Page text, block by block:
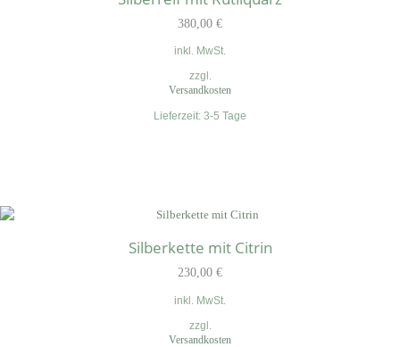
380,00 €
inkl. MwSt.
zzgl.
Versandkosten
Lieferzeit: 3-5 Tage
Silberkette mit Citrin
230,00 €
inkl. MwSt.
zzgl.
Versandkosten